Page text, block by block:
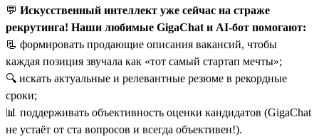
💬 Искусственный интеллект уже сейчас на страже
рекрутинга! Наши любимые GigaChat и AI-бот помогают:
📃 формировать продающие описания вакансий, чтобы
каждая позиция звучала как «тот самый стартап мечты»;
🔍 искать актуальные и релевантные резюме в рекордные
сроки;
📊 поддерживать объективность оценки кандидатов (GigaChat
не устаёт от ста вопросов и всегда объективен!).